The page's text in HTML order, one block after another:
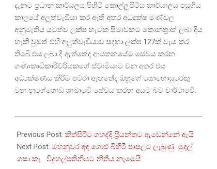
දැනට ප්‍රධාන කාර්යලය පිහිටි කොල්ලුපිටිය කාර්යාලය පසුගිය
කාලයේ අලුත්වැඩියා කර ඇති අතර අධ්‍යක්ෂ මණ්ඩල
අනුමැතිය යටත්ව ලක්ෂ හැටක සිමාවකට කොන්ත්‍රාත් ලබා දිය
හැකි වුවත් එහි අලුත්වැඩියාව සදහා ලක්ෂ 127ක් වැය කර
තිබෙි.එය ලබා දි ඇත්තේද ආයතනයේම සේවය කරන
ගණාකාධිකාරිවරියකගේ ස්වාමියාට වන අතර එය
අධ්‍යක්ෂණය කිරිම පවරා ඇතතේද ඔහූගේ සොහොයුරෙකු
වන නුගේගොඩ ශාඛාවෙි සේවය කරන අයට බව වාර්ථාවෙි.
10-
10
Previous Post: කිත්සිරිට ගහද්දි ප්‍රියන්තට ඇඩෙන්නේ ඇයි
Next Post: මහනුවර අඳ ගොළු බිහිරි පාසලට ලැබුණු මුදල්
ගසා කෑ විදුහල්පතිනියට නිතීය නැමෙයි